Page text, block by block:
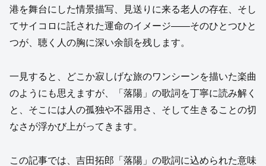
港を舞台にした情景描写、見送りに来る老人の存在、そし
てサイコロに託された運命のイメージ――そのひとつひと
つが、聴く人の胸に深い余韻を残します。
一見すると、どこか寂しげな旅のワンシーンを描いた楽曲
のようにも思えますが、「落陽」の歌詞を丁寧に読み解く
と、そこには人の孤独や不器用さ、そして生きることの切
なさが浮かび上がってきます。
この記事では、吉田拓郎「落陽」の歌詞に込められた意味